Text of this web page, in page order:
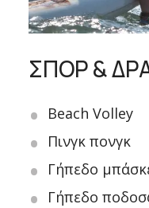
ΣΠΟΡ &
Beach Volley
Πινγκ πονγκ
Γήπεδο
Γήπεδο